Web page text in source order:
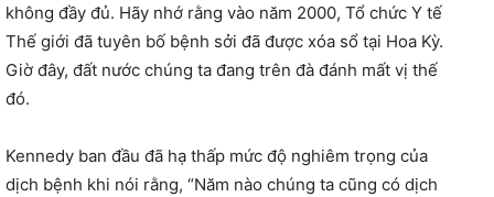
không đầy đủ. Hãy nhớ rằng vào năm 2000, Tổ chức Y tế
Thế giới đã tuyên bố bệnh sởi đã được xóa sổ tại Hoa Kỳ.
Giờ đây, đất nước chúng ta đang trên đà đánh mất vị thế
đó.
Kennedy ban đầu đã hạ thấp mức độ nghiêm trọng của
dịch bệnh khi nói rằng, “Năm nào chúng ta cũng có dịch